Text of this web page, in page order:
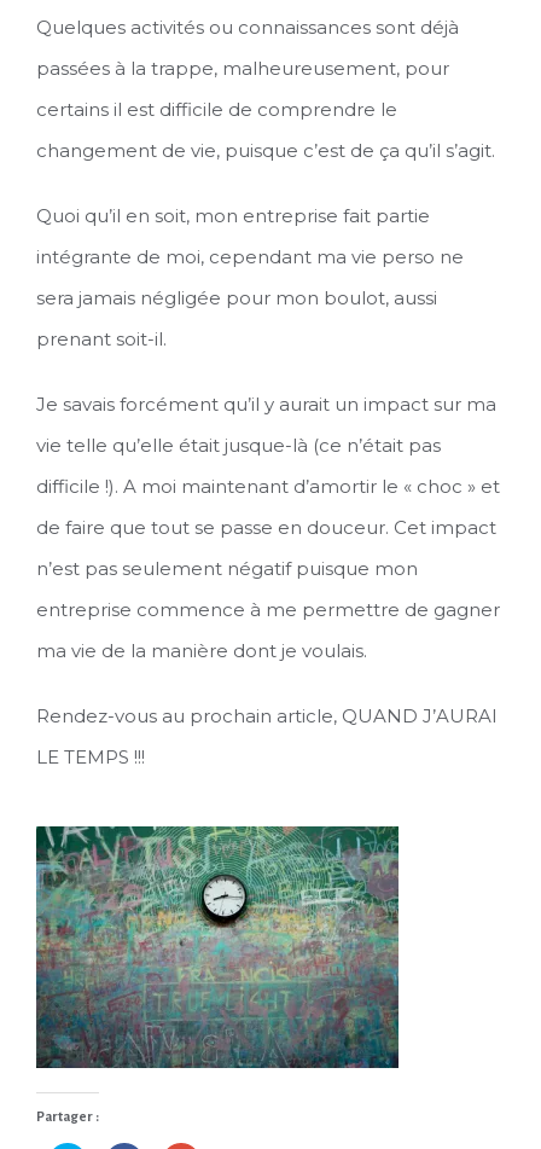
Quelques activités ou connaissances sont déjà
passées à la trappe, malheureusement, pour
certains il est difficile de comprendre le
changement de vie, puisque c’est de ça qu’il s’agit.
Quoi qu’il en soit, mon entreprise fait partie
intégrante de moi, cependant ma vie perso ne
sera jamais négligée pour mon boulot, aussi
prenant soit-il.
Je savais forcément qu’il y aurait un impact sur ma
vie telle qu’elle était jusque-là (ce n’était pas
difficile !). A moi maintenant d’amortir le « choc » et
de faire que tout se passe en douceur. Cet impact
n’est pas seulement négatif puisque mon
entreprise commence à me permettre de gagner
ma vie de la manière dont je voulais.
Rendez-vous au prochain article, QUAND J’AURAI
LE TEMPS !!!
Partager :